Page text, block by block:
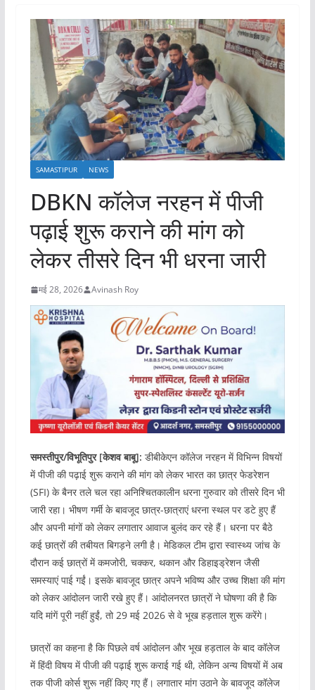
SAMASTIPUR NEWS
DBKN कॉलेज नरहन में पीजी
पढ़ाई शुरू कराने की मांग को
लेकर तीसरे दिन भी धरना जारी
मई 28, 2026 Avinash Roy
समस्तीपुर/विभूतिपुर [केशव बाबू]: डीबीकेएन कॉलेज नरहन में विभिन्न विषयों
में पीजी की पढ़ाई शुरू कराने की मांग को लेकर भारत का छात्र फेडरेशन
(SFI) के बैनर तले चल रहा अनिश्चितकालीन धरना गुरुवार को तीसरे दिन भी
जारी रहा। भीषण गर्मी के बावजूद छात्र-छात्राएं धरना स्थल पर डटे हुए हैं
और अपनी मांगों को लेकर लगातार आवाज बुलंद कर रहे हैं। धरना पर बैठे
कई छात्रों की तबीयत बिगड़ने लगी है। मेडिकल टीम द्वारा स्वास्थ्य जांच के
दौरान कई छात्रों में कमजोरी, चक्कर, थकान और डिहाइड्रेशन जैसी
समस्याएं पाई गईं। इसके बावजूद छात्र अपने भविष्य और उच्च शिक्षा की मांग
को लेकर आंदोलन जारी रखे हुए हैं। आंदोलनरत छात्रों ने घोषणा की है कि
यदि मांगें पूरी नहीं हुईं, तो 29 मई 2026 से वे भूख हड़ताल शुरू करेंगे।
छात्रों का कहना है कि पिछले वर्ष आंदोलन और भूख हड़ताल के बाद कॉलेज
में हिंदी विषय में पीजी की पढ़ाई शुरू कराई गई थी, लेकिन अन्य विषयों में अब
तक पीजी कोर्स शुरू नहीं किए गए हैं। लगातार मांग उठाने के बावजूद कॉलेज